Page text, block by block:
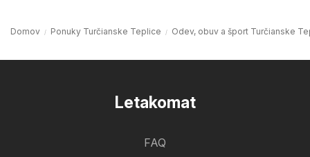
Domov Ponuky Turčianske Teplice Odev, obuv a šport Turčianske
Letakomat
FAQ